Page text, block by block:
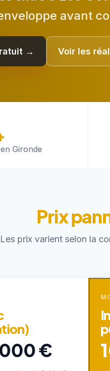
avant
→ Voir les
Gironde
Prix
Les prix varient selon la
€